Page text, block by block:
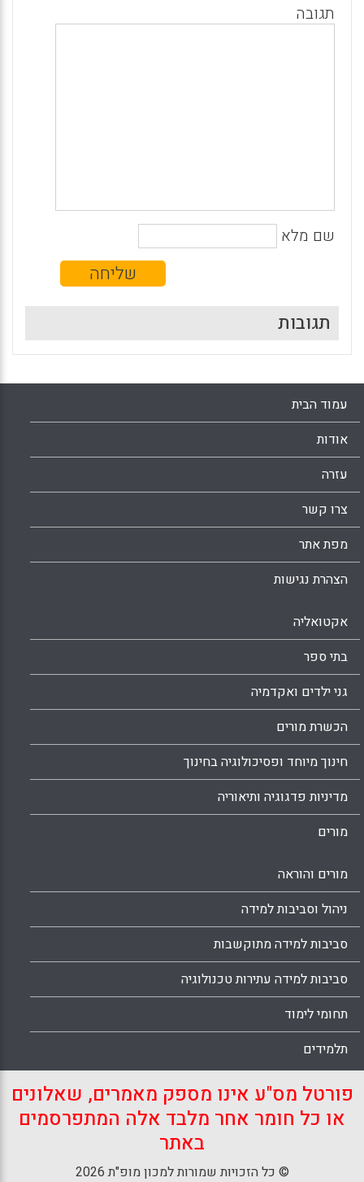
תגובה
שם מלא
תגובות
עמוד הבית
אודות
עזרה
צרו קשר
מפת אתר
הצהרת נגישות
אקטואליה
בתי ספר
גני ילדים ואקדמיה
הכשרת מורים
חינוך מיוחד ופסיכולוגיה בחינוך
מדיניות פדגוגיה ותיאוריה
מורים
מורים והוראה
ניהול וסביבות למידה
סביבות למידה מתוקשבות
סביבות למידה עתירות טכנולוגיה
תחומי לימוד
תלמידים
פורטל מס"ע אינו מספק מאמרים, שאלונים
או כל חומר אחר מלבד אלה המתפרסמים
באתר
© כל הזכויות שמורות למכון מופ"ת 2026